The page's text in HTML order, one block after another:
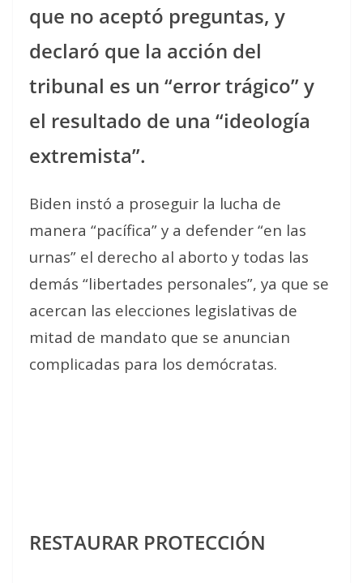
que no aceptó preguntas, y
declaró que la acción del
tribunal es un “error trágico” y
el resultado de una “ideología
extremista”.
Biden instó a proseguir la lucha de
manera “pacífica” y a defender “en las
urnas” el derecho al aborto y todas las
demás “libertades personales”, ya que se
acercan las elecciones legislativas de
mitad de mandato que se anuncian
complicadas para los demócratas.
RESTAURAR PROTECCIÓN